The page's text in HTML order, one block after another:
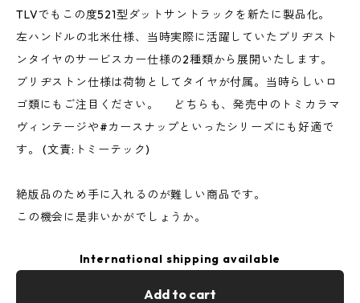
TLVでもこの度521型ダットサントラックを新たに製品化。
左ハンドルの北米仕様、当時実際に活躍していたブリヂスト
ンタイヤのサービスカー仕様の2種類から展開いたします。
ブリヂストン仕様は荷物としてタイヤが付属。当時らしいロ
ゴ類にもご注目ください。 どちらも、発売中のトミカラマ
ヴィンテージや#カースナップといったシリーズにも好適で
す。 (文責:トミーテック)
絶版品のため手に入れるのが難しい商品です。
この機会に是非いかがでしょうか。
International shipping available
Add to cart